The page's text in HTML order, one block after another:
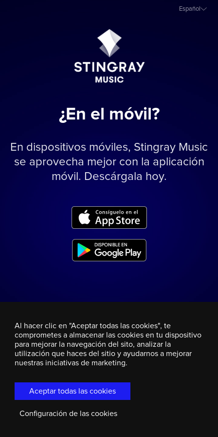
Español
¿En el móvil?
En dispositivos móviles, Stingray Music
se aprovecha mejor con la aplicación
móvil. Descárgala hoy.
Al hacer clic en "Aceptar todas las cookies", te
comprometes a almacenar las cookies en tu dispositivo
para mejorar la navegación del sito, analizar la
utilización que haces del sitio y ayudarnos a mejorar
nuestras iniciativas de marketing.
Aceptar todas las cookies
Configuración de las cookies